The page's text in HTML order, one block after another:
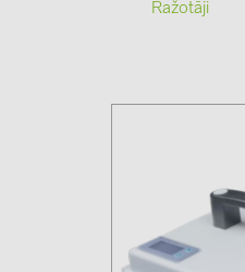
Ražotāji